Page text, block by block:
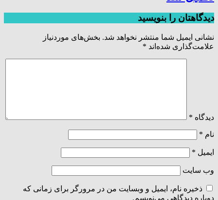
دیدگاهتان را بنویسید
نشانی ایمیل شما منتشر نخواهد شد. بخش‌های موردنیاز
علامت‌گذاری شده‌اند *
دیدگاه *
نام *
ایمیل *
وب‌ سایت
ذخیره نام، ایمیل و وبسایت من در مرورگر برای زمانی که
دوباره دیدگاهی می‌نویسم.